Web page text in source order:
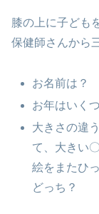
膝の上に子ども
保健師さんから
お名前は？
お年はいく
大きさの違
て、大きい
絵をまたひ
どっち？